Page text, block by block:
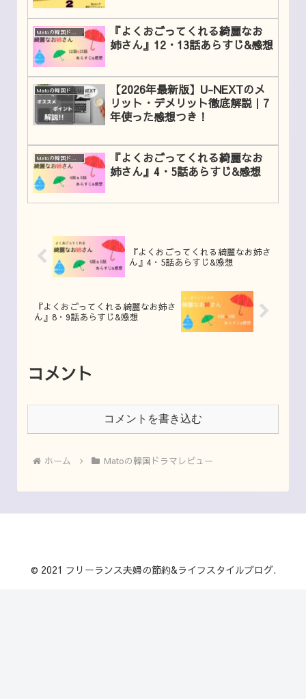
『よくおごってくれる綺麗なお
姉さん』12・13話あらすじ&感想
Matoの韓国ドラマレビュー
【2026年最新版】U-NEXTのメ
リット・デメリット徹底解説｜7
年使った感想つき！
Matoの韓国ドラマレビュー
『よくおごってくれる綺麗なお
姉さん』4・5話あらすじ&感想
『よくおごってくれる綺麗なお姉さ
ん』4・5話あらすじ&感想
『よくおごってくれる綺麗なお姉さ
ん』8・9話あらすじ&感想
コメント
コメントを書き込む
ホーム Matoの韓国ドラマレビュー
© 2021 フリーランス夫婦の節約&ライフスタイルブログ.